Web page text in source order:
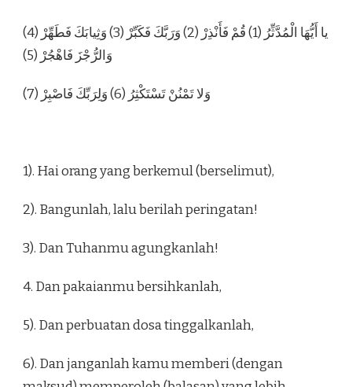
يا أَيُّهَا الْمُدَّثِّرُ (1) قُمْ فَأَنْذِرْ (2) وَرَبَّكَ فَكَبِّرْ (3) وَثِيابَكَ فَطَهِّرْ (4)
وَالرُّجْزَ فَاهْجُرْ (5)
وَلا تَمْنُنْ تَسْتَكْثِرُ (6) وَلِرَبِّكَ فَاصْبِرْ (7)
1). Hai orang yang berkemul (berselimut),
2). Bangunlah, lalu berilah peringatan!
3). Dan Tuhanmu agungkanlah!
4. Dan pakaianmu bersihkanlah,
5). Dan perbuatan dosa tinggalkanlah,
6). Dan janganlah kamu memberi (dengan